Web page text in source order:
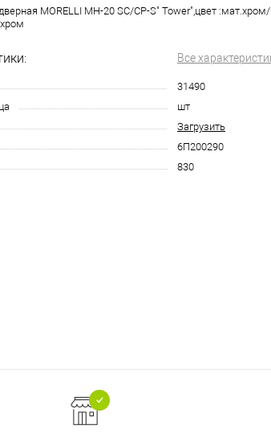
MORELLI МН-20 SC/CP-S" Tower",цвет :мат.хром/
Все
31490
шт
Загрузить
6П200290
830